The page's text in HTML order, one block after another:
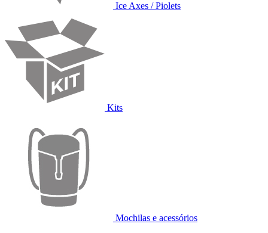
Ice Axes / Piolets
Kits
Mochilas e acessórios